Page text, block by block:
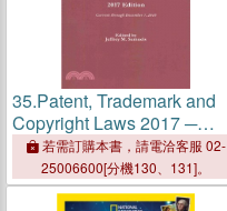
35.Patent, Trademark and
Copyright Laws 2017 ─
Current Through December
7, 2016
若需訂購本書，請電洽客服 02-
25006600[分機130、131]。